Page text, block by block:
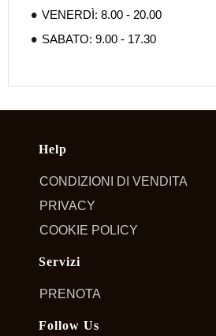
VENERDÌ: 8.00 - 20.00
SABATO: 9.00 - 17.30
Help
CONDIZIONI DI VENDITA
PRIVACY
COOKIE POLICY
Servizi
PRENOTA
Follow Us